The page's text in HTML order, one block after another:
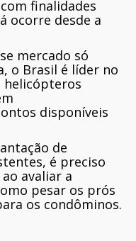
finalidades
ocorre desde a
mercado só
o Brasil é líder no
helicópteros
disponíveis
de
é preciso
avaliar a
pesar os prós
os condôminos.